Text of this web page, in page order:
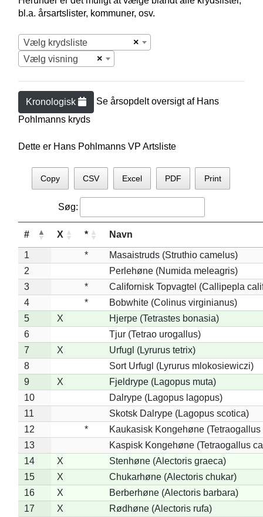
bl.a. årsartslister, kommuner, osv.
×
Vælg krydsliste
×
Vælg visning
Kronologisk Se årsopdelt oversigt af Hans
Pohlmanns kryds
Dette er Hans Pohlmanns VP Artsliste
Copy CSV Excel PDF Print
Søg:
# X * Navn
1 *
Masaistruds (Struthio camelus)
2
Perlehøne (Numida meleagris)
3
*
Californisk Topvagtel (Callipepla
4
*
Bobwhite (Colinus virginianus)
5
X
Hjerpe (Tetrastes bonasia)
6
Tjur (Tetrao urogallus)
7
X
Urfugl (Lyrurus tetrix)
8
Sort Urfugl (Lyrurus mlokosiewiczi)
9
X
Fjeldrype (Lagopus muta)
10
Dalrype (Lagopus lagopus)
11
Skotsk Dalrype (Lagopus scotica)
12
*
Kaukasisk Kongehøne
13
Kaspisk Kongehøne (Tetraogallus
14
X
Stenhøne (Alectoris graeca)
15
X
Chukarhøne (Alectoris chukar)
16
X
Berberhøne (Alectoris barbara)
17
X
Rødhøne (Alectoris rufa)